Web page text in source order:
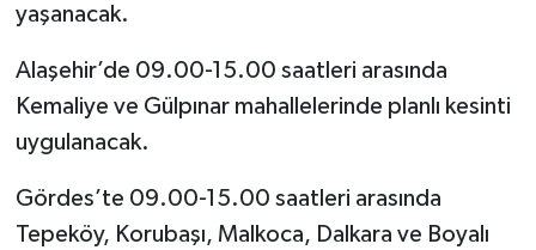
yaşanacak.
Alaşehir’de 09.00-15.00 saatleri arasında
Kemaliye ve Gülpınar mahallelerinde planlı kesinti
uygulanacak.
Gördes’te 09.00-15.00 saatleri arasında
Tepeköy, Korubaşı, Malkoca, Dalkara ve Boyalı